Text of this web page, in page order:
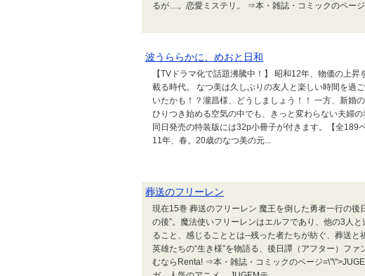
るが…。恋愛ミステリ。 ⇒本・雑誌・コミックのページ
波うららかに、めおと日和
【TVドラマ化で話題沸騰中！】 昭和12年、物価の上
載る時代。 なつ美は久しぶりの友人と楽しい時間を過
いたかも！？瀧昌様、どうしましょう！！ 一方、新婚
ひりつき始める空気の中でも、きっと変わらない夫婦
同日発売の特装版には32p小冊子が付きます。【全189
11年、春。20歳のなつ美の元...
葬送のフリーレン
現在15巻 葬送のフリーレン 魔王を倒した勇者一行の後
の後”。魔法使いフリーレンはエルフであり、他の3人
ること、感じることとは‐‐残った者たちが紡ぐ、葬送と
英雄たちの“生き様”を物語る、後日譚（アフター）フ
むならRenta! ⇒本・雑誌・コミックのページ